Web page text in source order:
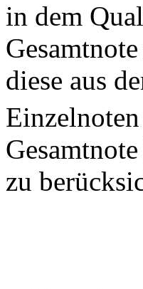
in dem
diese aus
zu